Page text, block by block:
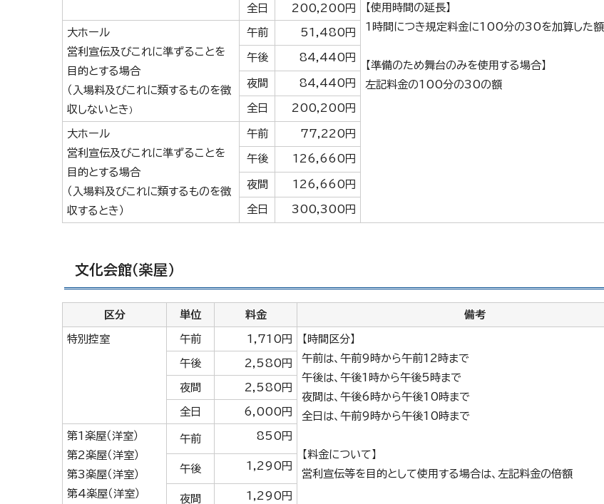
【使用時間の延長】
1時間につき規定料金に100分の30を加算した額
【準備のため舞台のみを使用する場合】
左記料金の100分の30の額
全日 200,200円
大ホール
営利宣伝及びこれに準ずることを
目的とする場合
（入場料及びこれに類するものを徴
収しないとき）
午前 51,480円
午後 84,440円
夜間 84,440円
全日 200,200円
大ホール
営利宣伝及びこれに準ずることを
目的とする場合
（入場料及びこれに類するものを徴
収するとき）
午前 77,220円
午後 126,660円
夜間 126,660円
全日 300,300円
文化会館（楽屋）
区分 単位 料金 備考
特別控室 午前 1,710円
【時間区分】
午前は、午前9時から午前12時まで
午後は、午後1時から午後5時まで
夜間は、午後6時から午後10時まで
全日は、午前9時から午後10時まで
【料金について】
営利宣伝等を目的として使用する場合は、左記料金の倍額
午後 2,580円
夜間 2,580円
全日 6,000円
第1楽屋（洋室）
第2楽屋（洋室）
第3楽屋（洋室）
第4楽屋（洋室）
午前 850円
午後 1,290円
夜間 1,290円